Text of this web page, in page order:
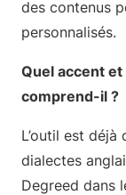
des contenus
personnalisés.
Quel accent et
comprend-il ?
L’outil est
dialectes
Degreed dans